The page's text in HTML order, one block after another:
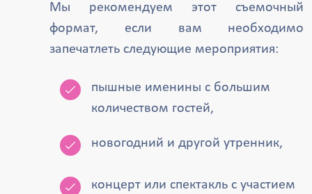
Мы рекомендуем этот съемочный
формат, если вам необходимо
запечатлеть следующие мероприятия:
пышные именины с большим
количеством гостей,
новогодний и другой утренник,
концерт или спектакль с участием